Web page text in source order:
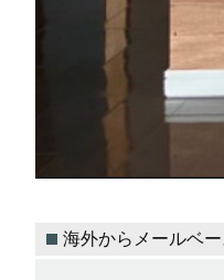
海外からメールベ